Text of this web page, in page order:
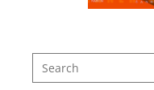
Search